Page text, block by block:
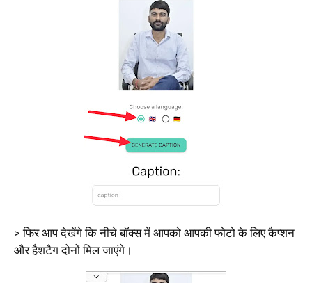
> फिर आप देखेंगे कि नीचे बॉक्स में आपको आपकी फोटो के लिए कैप्शन
और हैशटैग दोनों मिल जाएंगे।